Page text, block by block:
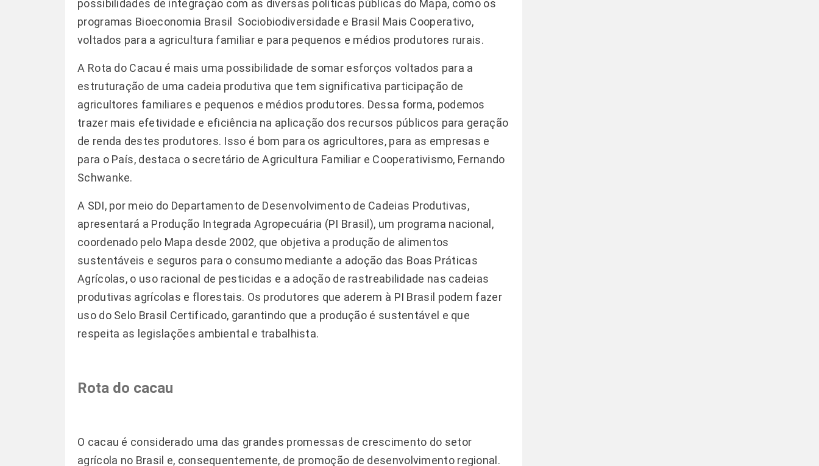
possibilidades de integração com as diversas políticas públicas do Mapa, como os
programas Bioeconomia Brasil  Sociobiodiversidade e Brasil Mais Cooperativo,
voltados para a agricultura familiar e para pequenos e médios produtores rurais.
A Rota do Cacau é mais uma possibilidade de somar esforços voltados para a
estruturação de uma cadeia produtiva que tem significativa participação de
agricultores familiares e pequenos e médios produtores. Dessa forma, podemos
trazer mais efetividade e eficiência na aplicação dos recursos públicos para geração
de renda destes produtores. Isso é bom para os agricultores, para as empresas e
para o País, destaca o secretário de Agricultura Familiar e Cooperativismo, Fernando
Schwanke.
A SDI, por meio do Departamento de Desenvolvimento de Cadeias Produtivas,
apresentará a Produção Integrada Agropecuária (PI Brasil), um programa nacional,
coordenado pelo Mapa desde 2002, que objetiva a produção de alimentos
sustentáveis e seguros para o consumo mediante a adoção das Boas Práticas
Agrícolas, o uso racional de pesticidas e a adoção de rastreabilidade nas cadeias
produtivas agrícolas e florestais. Os produtores que aderem à PI Brasil podem fazer
uso do Selo Brasil Certificado, garantindo que a produção é sustentável e que
respeita as legislações ambiental e trabalhista.
Rota do cacau
O cacau é considerado uma das grandes promessas de crescimento do setor
agrícola no Brasil e, consequentemente, de promoção de desenvolvimento regional.